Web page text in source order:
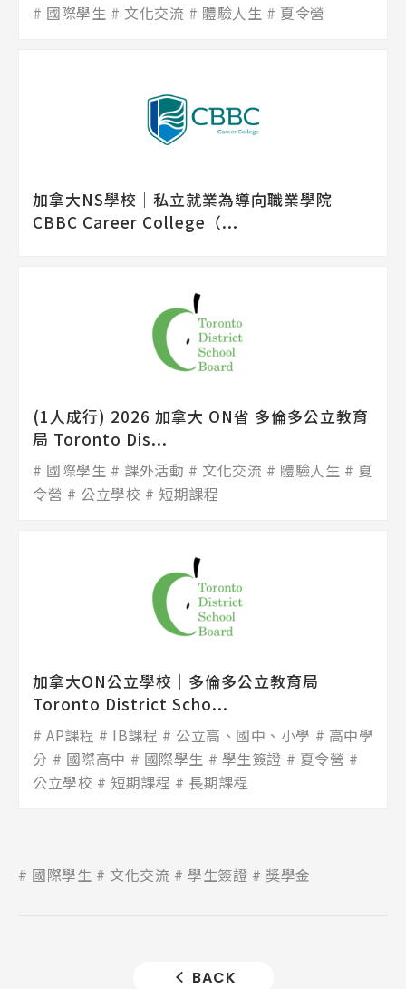
國際學生 文化交流 體驗人生 夏令營
加拿大NS學校│私立就業為導向職業學院
CBBC Career College（...
(1人成行) 2026 加拿大 ON省 多倫多公立教育
局 Toronto Dis...
國際學生 課外活動 文化交流 體驗人生
夏
令營
公立學校 短期課程
加拿大ON公立學校│多倫多公立教育局
Toronto District Scho...
AP課程 IB課程 公立高、國中、小學
高中學
分
國際高中 國際學生 學生簽證
夏令營
公立學校
短期課程 長期課程
國際學生 文化交流 學生簽證 獎學金
BACK